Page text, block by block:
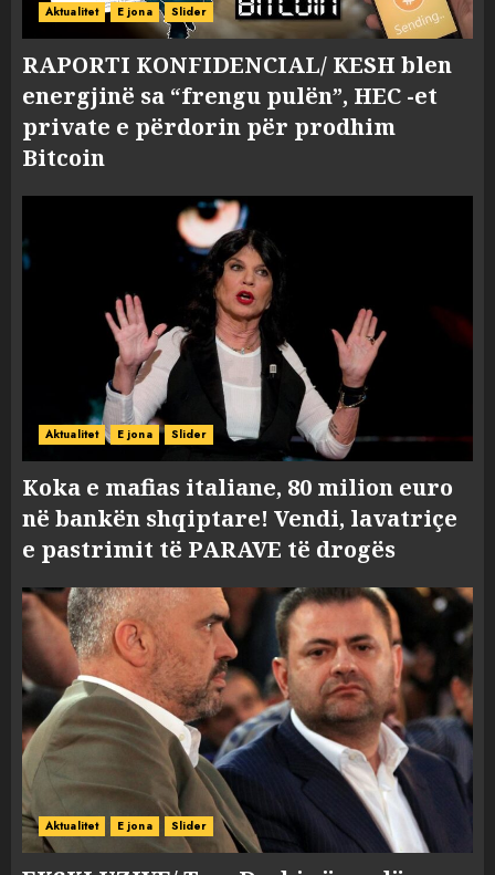
Aktualitet E jona Slider
RAPORTI KONFIDENCIAL/ KESH blen
energjinë sa “frengu pulën”, HEC -et
private e përdorin për prodhim
Bitcoin
Aktualitet E jona Slider
Koka e mafias italiane, 80 milion euro
në bankën shqiptare! Vendi, lavatriçe
e pastrimit të PARAVE të drogës
Aktualitet E jona Slider